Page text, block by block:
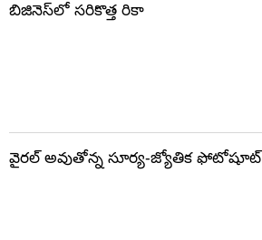
బిజినెస్‌లో సరికొత్త రికా
వైరల్ అవుతోన్న సూర్య-జ్యోతిక ఫోటోషూట్